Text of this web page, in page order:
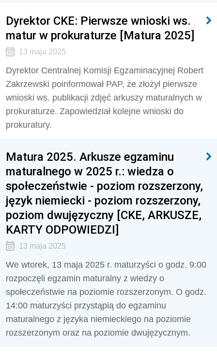
Dyrektor CKE: Pierwsze wnioski ws.
matur w prokuraturze [Matura 2025]
13 maja 2025
Dyrektor Centralnej Komisji Egzaminacyjnej Robert
Zakrzewski poinformował PAP, że złożył pierwsze
wnioski ws. publikacji zdjęć arkuszy maturalnych w
prokuraturze. Zapowiedział kolejne wnioski do
prokuratury.
Matura 2025. Arkusze egzaminu
maturalnego w 2025 r.: wiedza o
społeczeństwie - poziom rozszerzony,
język niemiecki - poziom rozszerzony,
poziom dwujęzyczny [CKE, ARKUSZE,
KARTY ODPOWIEDZI]
13 maja 2025
We wtorek, 13 maja 2025 r. maturzyści o godz. 9:00
rozpoczęli egzamin maturalny z wiedzy o
społeczeństwie na poziomie rozszerzonym. O godz.
14:00 maturzyści przystąpią do egzaminu
maturalnego z języka niemieckiego na poziomie
rozszerzonym oraz na poziomie dwujęzycznym.